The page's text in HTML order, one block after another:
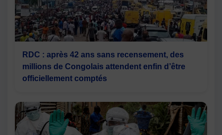
RDC : après 42 ans sans recensement, des
millions de Congolais attendent enfin d’être
officiellement comptés